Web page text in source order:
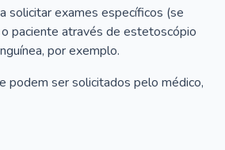
solicitar exames específicos (se
o paciente através de estetoscópio
por exemplo.
podem ser solicitados pelo médico,